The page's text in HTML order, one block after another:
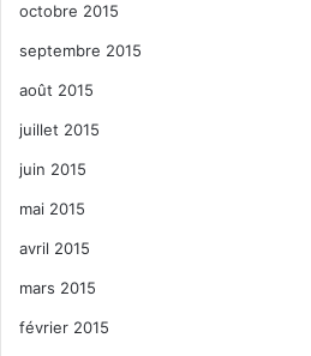
octobre 2015
septembre 2015
août 2015
juillet 2015
juin 2015
mai 2015
avril 2015
mars 2015
février 2015